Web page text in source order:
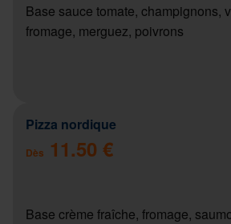
Base sauce tomate, champignons,
fromage, merguez, poivrons
Pizza nordique
Dès 11.50 €
Base crème fraîche, fromage,